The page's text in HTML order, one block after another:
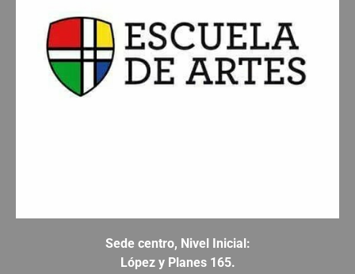
Sede centro, Nivel Inicial:
López y Planes 165.